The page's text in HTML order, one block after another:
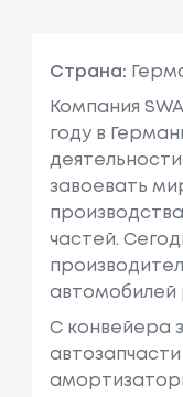
Страна:
Компания
году в
завоевать
частей.
автомобилей
С конвейера